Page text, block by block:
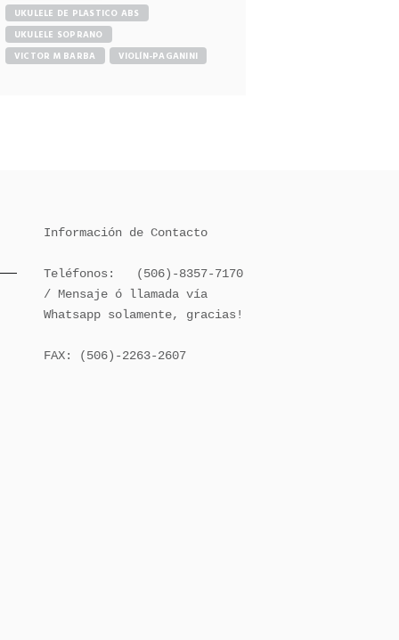
UKULELE DE PLASTICO ABS
UKULELE SOPRANO
VICTOR M BARBA
VIOLÍN-PAGANINI
Información de Contacto
Teléfonos:   (506)-8357-7170
/ Mensaje ó llamada vía
Whatsapp solamente, gracias!
FAX: (506)-2263-2607